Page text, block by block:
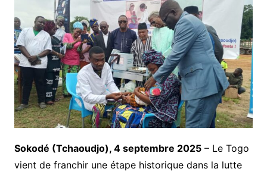
Sokodé (Tchaoudjo), 4 septembre 2025– Le Togo
vient de franchir une étape historique dans la lutte